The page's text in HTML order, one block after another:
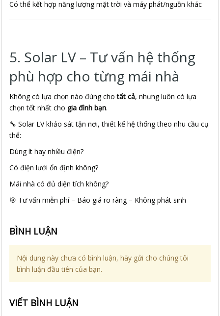
Có thể kết hợp năng lượng mặt trời và máy phát/nguồn khác
5. Solar LV – Tư vấn hệ thống
phù hợp cho từng mái nhà
Không có lựa chọn nào đúng chotất cả, nhưng luôn có lựa
chọn tốt nhất cho gia đình bạn.
🔧 Solar LV khảo sát tận nơi, thiết kế hệ thống theo nhu cầu cụ
thể:
Dùng ít hay nhiều điện?
Có điện lưới ổn định không?
Mái nhà có đủ diện tích không?
🎯 Tư vấn miễn phí – Báo giá rõ ràng – Không phát sinh
BÌNH LUẬN
Nội dung này chưa có bình luận, hãy gửi cho chúng tôi
bình luận đầu tiên của bạn.
VIẾT BÌNH LUẬN